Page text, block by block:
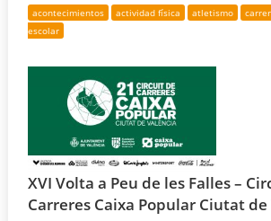
acontecimientos actividad física atletismo
escolar
XVI Volta a Peu de les Falles –
Carreres Caixa Popular Ciutat